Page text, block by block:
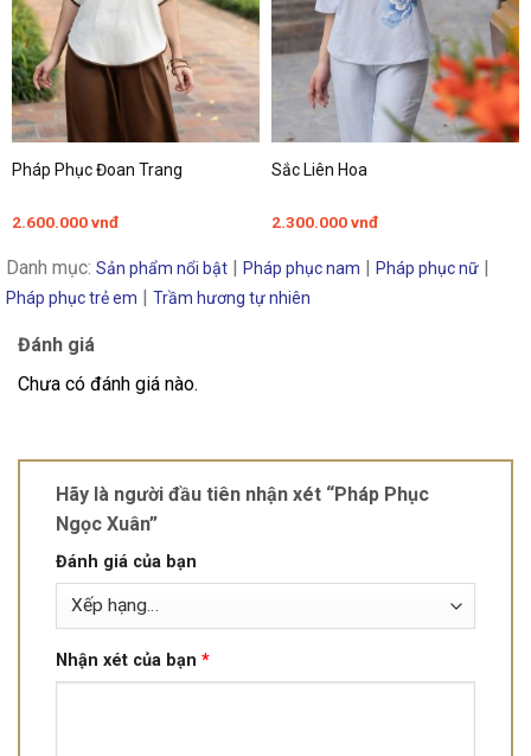
Pháp Phục Đoan Trang
2.600.000vnđ
Sắc Liên Hoa
2.300.000vnđ
Danh mục: Sản phẩm nổi bật Pháp phục nam Pháp phục nữ
Pháp phục trẻ em Trầm hương tự nhiên
Đánh giá
Chưa có đánh giá nào.
Hãy là người đầu tiên nhận xét “Pháp Phục
Ngọc Xuân”
Đánh giá của bạn
Nhận xét của bạn *